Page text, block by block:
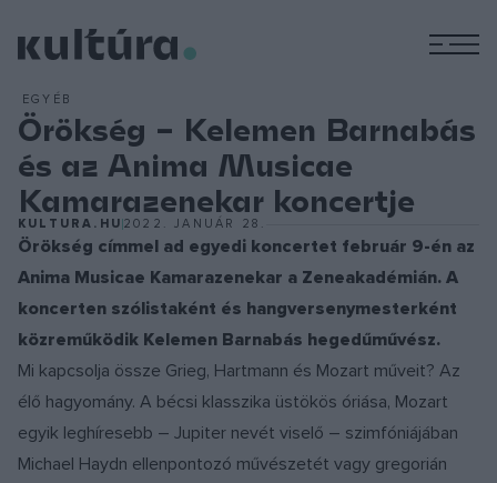
EGYÉB
Örökség – Kelemen Barnabás
és az Anima Musicae
Kamarazenekar koncertje
KULTURA.HU 2022. JANUÁR 28.
Örökség címmel ad egyedi koncertet február 9-én az
Anima Musicae Kamarazenekar a Zeneakadémián. A
koncerten szólistaként és hangversenymesterként
közreműködik Kelemen Barnabás hegedűművész.
Mi kapcsolja össze Grieg, Hartmann és Mozart műveit? Az
élő hagyomány. A bécsi klasszika üstökös óriása, Mozart
egyik leghíresebb – Jupiter nevét viselő – szimfóniájában
Michael Haydn ellenpontozó művészetét vagy gregorián